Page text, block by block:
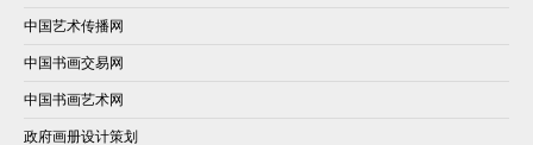
中国艺术传播网
中国书画交易网
中国书画艺术网
政府画册设计策划